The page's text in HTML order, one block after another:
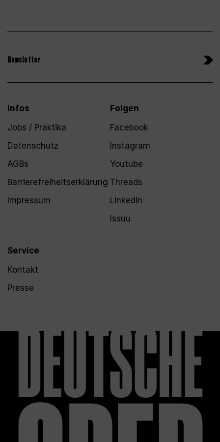
Newsletter
Infos
Jobs / Praktika
Datenschutz
AGBs
Barrierefreiheitserklärung
Impressum
Service
Kontakt
Presse
Folgen
Facebook
Instagram
Youtube
Threads
LinkedIn
Issuu